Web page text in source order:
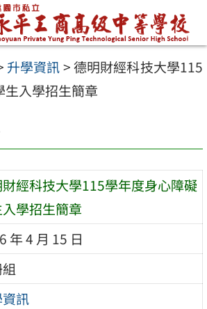
升學資訊>德明財經科技大學115
生入學招生簡章
經科技大學115學年度身心障礙
學招生簡章
年 4 月 15 日
訊